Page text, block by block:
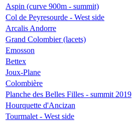
Aspin (curve 900m - summit)
Col de Peyresourde - West side
Arcalis Andorre
Grand Colombier (lacets)
Emosson
Bettex
Joux-Plane
Colombière
Planche des Belles Filles - summit 2019
Hourquette d'Ancizan
Tourmalet - West side